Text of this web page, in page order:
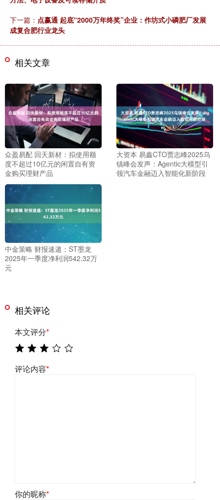
下一篇： 点赢通 起底“2000万年终奖”企业：作坊式小磷肥厂发展
成复合肥行业龙头
相关文章
众盈易配 回天新材：拟使用额
度不超过10亿元的闲置自有资
金购买理财产品
大资本 易鑫CTO贾志峰2025乌
镇峰会发声：Agentic大模型引
领汽车金融迈入智能化新阶段
中金策略 财报速递：ST墨龙
2025年一季度净利润542.32万
元
相关评论
本文评分*
评论内容*
你的昵称*